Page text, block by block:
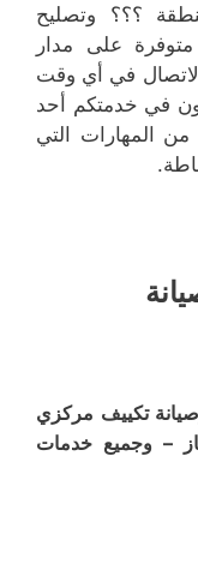
؟؟؟ وتصليح
على مدار
في أي وقت
في خدمتكم أحد
من المهارات التي
تكييف مركزي
– وجميع خدمات